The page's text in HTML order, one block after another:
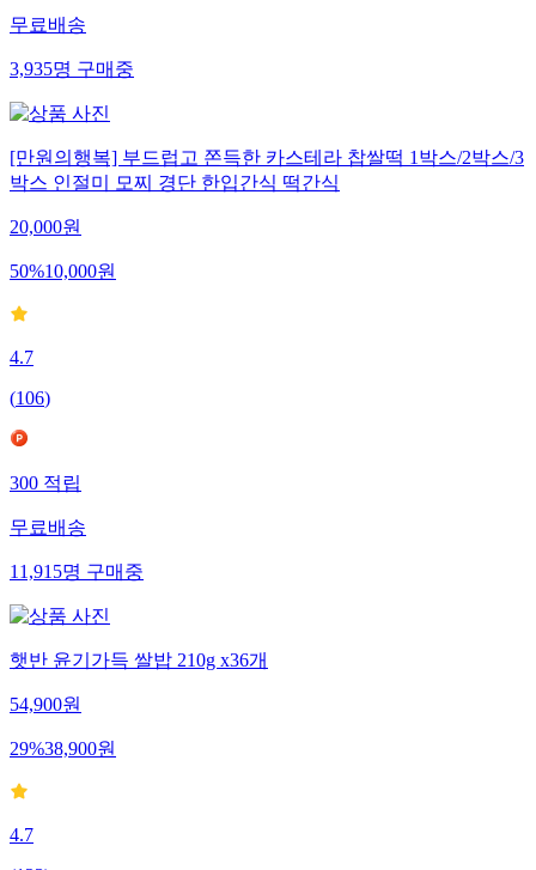
무료배송
3,935명구매중
[만원의행복] 부드럽고 쫀득한 카스테라 찹쌀떡 1박스/2박스/3
박스 인절미 모찌 경단 한입간식 떡간식
20,000원
50%10,000원
4.7
(106)
300적립
무료배송
11,915명구매중
햇반 윤기가득 쌀밥 210g x36개
54,900원
29%38,900원
4.7